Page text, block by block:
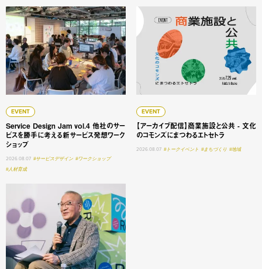
EVENT
Service Design Jam vol.4 他社のサー
ビスを勝手に考える新サービス発想ワーク
ショップ
2026.08.07 #サービスデザイン #ワークショップ
#人材育成
Service Design Jam vol.4 他社のサービスを勝手に考える
EVENT
【アーカイブ配信】商業施設と公共 - 文化
のコモンズにまつわるエトセトラ
2026.08.07 #トークイベント #まちづくり #地域
【アーカイブ配信】商業施
大学変革 #1 明星学苑 理事長 謳歌する学びの未来 ──「み